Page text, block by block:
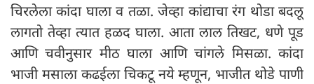
चिरलेला कांदा घाला व तळा. जेव्हा कांद्याचा रंग थोडा बदलू
लागतो तेव्हा त्यात हळद घाला. आता लाल तिखट, धणे पूड
आणि चवीनुसार मीठ घाला आणि चांगले मिसळा. कांदा
भाजी मसाला कढईला चिकटू नये म्हणून, भाजीत थोडे पाणी